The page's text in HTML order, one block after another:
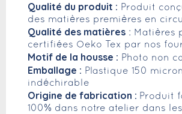
Qualité du produit : Produit
des matières premières en
Qualité des matières : Matières
certifiées Oeko Tex par nos
Motif de la housse : Photo non
Emballage : Plastique 150
indéchirable
Origine de fabrication : Produit
100% dans notre atelier dans